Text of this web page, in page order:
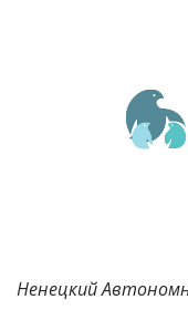
Ненецкий